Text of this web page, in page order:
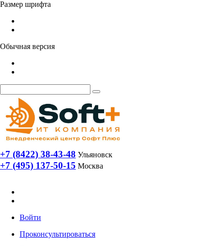
Размер шрифта
Обычная версия
+7 (8422) 38-43-48 Ульяновск
+7 (495) 137-50-15 Москва
Войти
Проконсультироваться